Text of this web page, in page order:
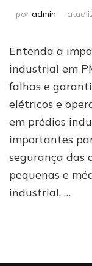
por admin
Entenda a
industrial em
falhas e
elétricos e
em prédios
importantes
segurança das
pequenas e
industrial, …